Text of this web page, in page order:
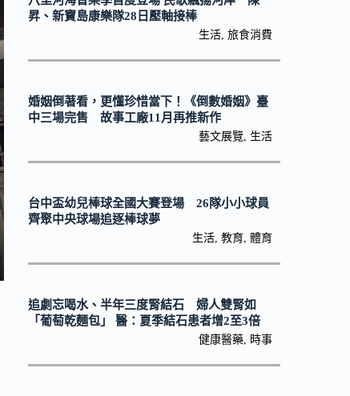
昇、新寶島康樂隊28日壓軸接棒
生活, 旅食消費
婚姻倒著看，更懂珍惜當下！《倒數婚姻》臺
中三場完售 故事工廠11月再推新作
藝文展覽, 生活
台中盃幼兒棒球全國大賽登場 26隊小小球員
齊聚中央球場追逐棒球夢
生活, 教育, 體育
追劇忘喝水、半年三度腎結石 婦人雙腎如
「葡萄乾麵包」 醫：夏季結石患者增2至3倍
健康醫藥, 時事